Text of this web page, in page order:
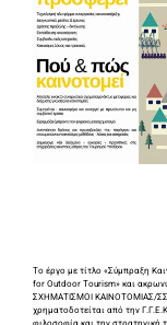
Το έργο με τίτλο «Σύμπραξη
for Outdoor Tourism» και
ΣΧΗΜΑΤΙΣΜΟΙ ΚΑΙΝΟΤΟΜΙΑΣ/
χρηματοδοτείται από την